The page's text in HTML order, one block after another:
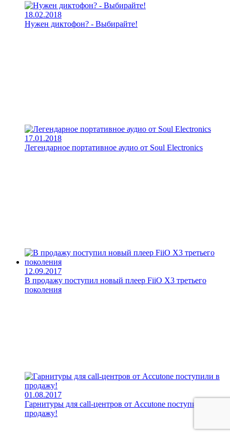
18.02.2018
Нужен диктофон? - Выбирайте!
17.01.2018
Легендарное портативное аудио от Soul Electronics
12.09.2017
В продажу поступил новый плеер FiiO X3 третьего
поколения
01.08.2017
Гарнитуры для call-центров от Accutone поступили в
продажу!